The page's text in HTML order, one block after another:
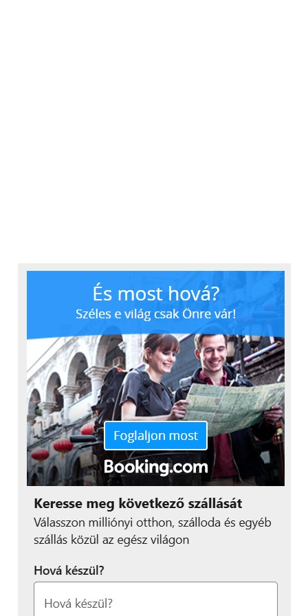
iránt is. Ezek a magok
kiemelt jelentőségűek,
hiszen az „űr-fajták”
kifejlesztése az
Alapítvány céljait is
erősíti: az űrtudományok
hétköznapi
alkalmazásának
bemutatását. Az ilyen
kutatások lehetővé
teszik, hogy az
űrtechnológia praktikus,
mindennapi problémákat
megoldó innovációkat